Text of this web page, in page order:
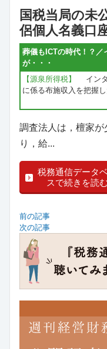
国税当局の未
侶個人名義口
葬儀もICTの時代！？／
が・・・
【源泉所得税】
イン
に係る布施収入を把握し
調査法人は，檀家
り，給...
税務通信データ
スで続きを読む
前の記事
次の記事